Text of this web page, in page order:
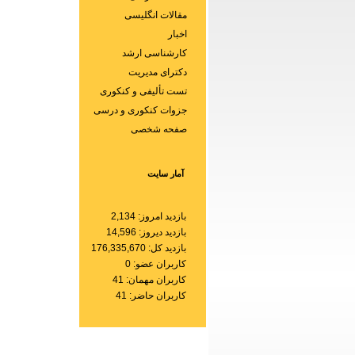
مقالات انگلیسی
اخبار
کارشناسی ارشد
دکترای مدیریت
تست تألیفی و کنکوری
جزوات کنکوری و درسی
صفحه شخصی
آمار سایت
بازدید امروز: 2,134
بازدید دیروز: 14,596
بازدید کل: 176,335,670
کاربران عضو: 0
کاربران مهمان: 41
کاربران حاضر: 41